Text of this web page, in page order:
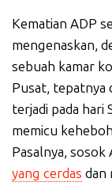
Kematian ADP
mengenaskan,
sebuah kamar
Pusat, tepatnya
terjadi pada hari
memicu
Pasalnya, sosok
yang cerdas dan